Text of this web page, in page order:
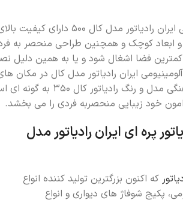
رادیاتور آلومینیومی ایران رادیاتور مدل کال 500
ابعاد کوچک و همچنین طراحی منحصر به
فضا اشغال شود و یا به همین دلیل
آلومینیومی ایران رادیاتور مدل کال در مکان
راحت تر باشد. هماهنگی مدل و رنگ
خود زیبایی منحصربه فردی را می بخشد.
پره ای ایران رادیاتور مدل
كه اكنون بزرگترين توليد كننده انواع
پكيج شوفاژ هاي ديواري و انواع